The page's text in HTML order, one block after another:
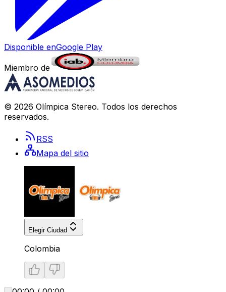
Disponible enGoogle Play
Miembro de
© 2026 Olímpica Stereo. Todos los derechos
reservados.
RSS
Mapa del sitio
Elegir Ciudad
Colombia